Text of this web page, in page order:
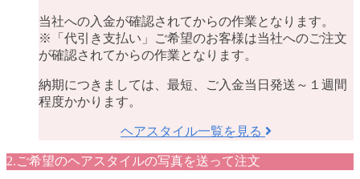
当社への入金が確認されてからの作業となります。
※「代引き支払い」ご希望のお客様は当社へのご注文
が確認されてからの作業となります。
納期につきましては、最短、ご入金当日発送～１週間
程度かかります。
ヘアスタイル一覧を見る
2.ご希望のヘアスタイルの写真を送って注文